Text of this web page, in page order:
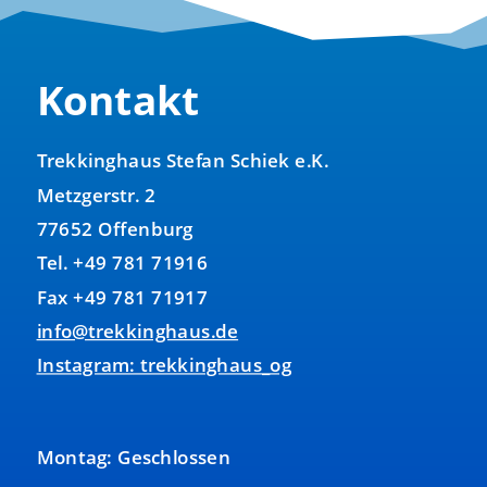
Kontakt
Trekkinghaus Stefan Schiek e.K.
Metzgerstr. 2
77652 Offenburg
Tel. +49 781 71916
Fax +49 781 71917
info@trekkinghaus.de
Instagram: trekkinghaus_og
Montag: Geschlossen